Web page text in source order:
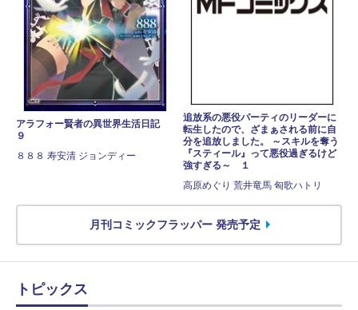
アラフォー賢者の異世界生活日記
９
８８８ 寿安清 ジョンディー
追放系の悪役パーティのリーダーに
転生したので、ざまぁされる前に自
分を追放しました。 ～スキルを奪う
『スティール』って悪役過ぎるけど
強すぎる～ １
高原めぐり 荒井竜馬 匈歌ハトリ
月刊コミックフラッパー 発売予定
トピックス